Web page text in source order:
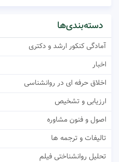
دسته‌بندی‌ها
آمادگی کنکور ارشد و دکتری
اخبار
اخلاق حرفه ای در روانشناسی
ارزیابی و تشخیص
اصول و فنون مشاوره
تالیفات و ترجمه ها
تحلیل روانشناختی فیلم